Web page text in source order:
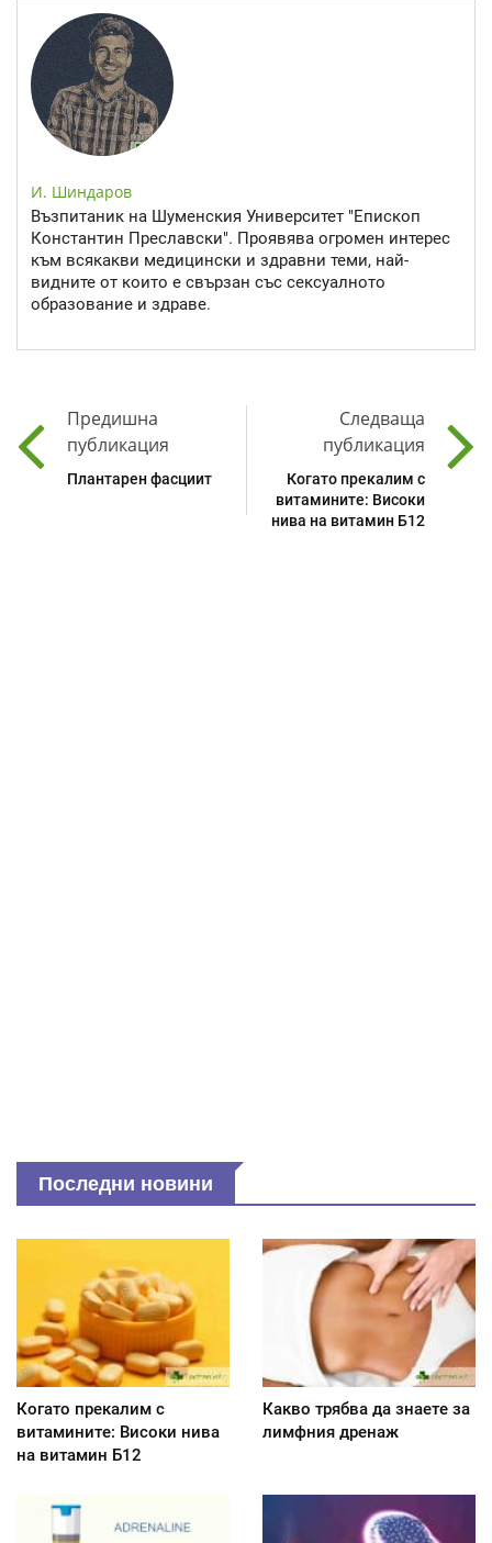
И. Шиндаров
Възпитаник на Шуменския Университет "Епископ
Константин Преславски". Проявява огромен интерес
към всякакви медицински и здравни теми, най-
видните от които е свързан със сексуалното
образование и здраве.
Предишна
публикация
Плантарен фасциит
Следваща
публикация
Когато прекалим с
витамините: Високи
нива на витамин Б12
Последни новини
Когато прекалим с
витамините: Високи нива
на витамин Б12
Какво трябва да знаете за
лимфния дренаж